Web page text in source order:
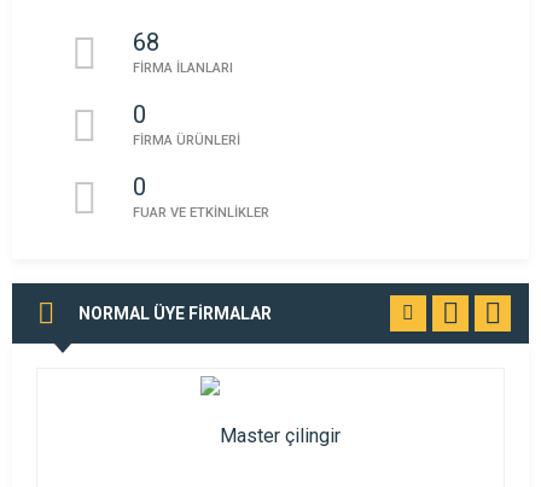
68
FİRMA İLANLARI
0
FİRMA ÜRÜNLERİ
0
FUAR VE ETKİNLİKLER
NORMAL ÜYE FİRMALAR
GÖR